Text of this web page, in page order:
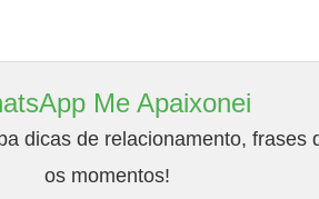
Me Apaixonei
dicas de relacionamento, frases
os momentos!